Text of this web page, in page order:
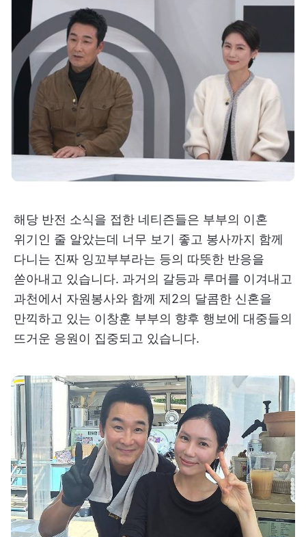
해당 반전 소식을 접한 네티즌들은 부부의 이혼
위기인 줄 알았는데 너무 보기 좋고 봉사까지 함께
다니는 진짜 잉꼬부부라는 등의 따뜻한 반응을
쏟아내고 있습니다. 과거의 갈등과 루머를 이겨내고
과천에서 자원봉사와 함께 제2의 달콤한 신혼을
만끽하고 있는 이창훈 부부의 향후 행보에 대중들의
뜨거운 응원이 집중되고 있습니다.